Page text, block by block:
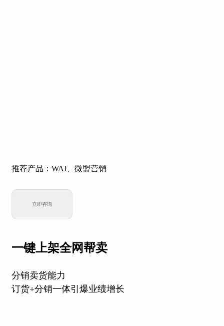
推荐产品：WAI、微盟营销
立即咨询
一键上架全网帮卖
分销卖货能力
订货+分销一体引爆业绩增长